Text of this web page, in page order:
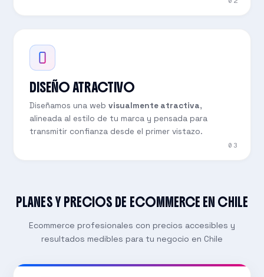
DISEÑO ATRACTIVO
Diseñamos una web visualmente atractiva,
alineada al estilo de tu marca y pensada para
transmitir confianza desde el primer vistazo.
03
PLANES Y PRECIOS DE ECOMMERCE EN CHILE
Ecommerce profesionales con precios accesibles y
resultados medibles para tu negocio en Chile